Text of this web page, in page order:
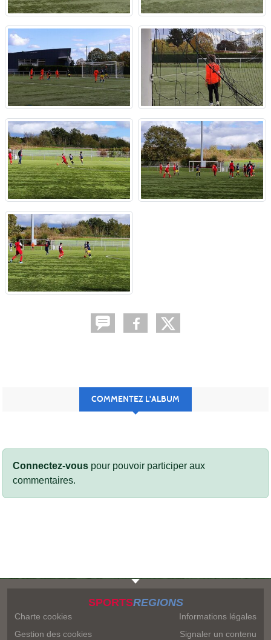
COMMENTEZ L'ALBUM
Connectez-vous pour pouvoir participer aux
commentaires.
SPORTSREGIONS
Charte cookies
Gestion des cookies
Informations légales
Signaler un contenu